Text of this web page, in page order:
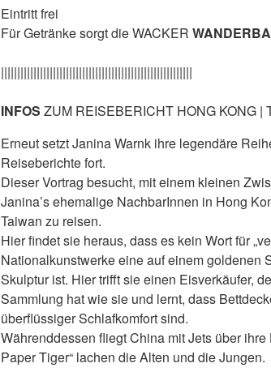
Eintritt frei
Für Getränke sorgt die WACKER
|||||||||||||||||||||||||||||||||||||||||||||||||||||||||||
INFOS ZUM REISEBERICHT HONG KONG |
Erneut setzt Janina Warnk ihre legendäre
Reiseberichte fort.
Dieser Vortrag besucht, mit einem kleinen
Janina’s ehemalige NachbarInnen in Hong
Taiwan zu reisen.
Hier findet sie heraus, dass es kein Wort für
Nationalkunstwerke eine auf einem goldenen
Skulptur ist. Hier trifft sie einen Eisverkäufer,
Sammlung hat wie sie und lernt, dass
überflüssiger Schlafkomfort sind.
Währenddessen fliegt China mit Jets über ihre
Paper Tiger“ lachen die Alten und die Jungen.